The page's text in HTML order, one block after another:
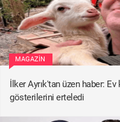
MAGAZIN
İlker Ayrık'tan üzen haber: Ev
gösterilerini erteledi